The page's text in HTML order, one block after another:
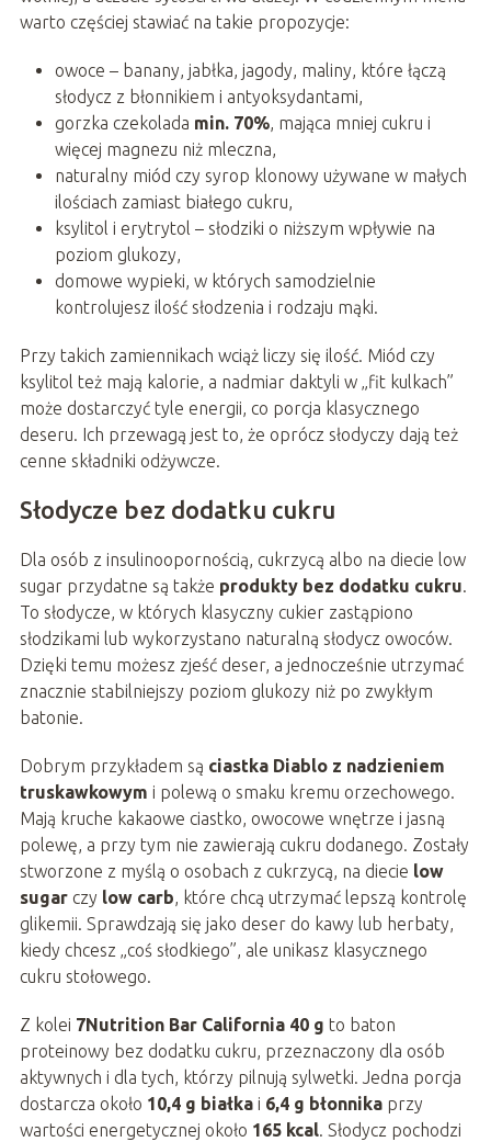
warto częściej stawiać na takie propozycje:
owoce – banany, jabłka, jagody, maliny, które łączą
słodycz z błonnikiem i antyoksydantami,
gorzka czekolada min. 70%, mająca mniej cukru i
więcej magnezu niż mleczna,
naturalny miód czy syrop klonowy używane w małych
ilościach zamiast białego cukru,
ksylitol i erytrytol – słodziki o niższym wpływie na
poziom glukozy,
domowe wypieki, w których samodzielnie
kontrolujesz ilość słodzenia i rodzaju mąki.
Przy takich zamiennikach wciąż liczy się ilość. Miód czy
ksylitol też mają kalorie, a nadmiar daktyli w „fit kulkach”
może dostarczyć tyle energii, co porcja klasycznego
deseru. Ich przewagą jest to, że oprócz słodyczy dają też
cenne składniki odżywcze.
Słodycze bez dodatku cukru
Dla osób z insulinoopornością, cukrzycą albo na diecie low
sugar przydatne są także produkty bez dodatku cukru.
To słodycze, w których klasyczny cukier zastąpiono
słodzikami lub wykorzystano naturalną słodycz owoców.
Dzięki temu możesz zjeść deser, a jednocześnie utrzymać
znacznie stabilniejszy poziom glukozy niż po zwykłym
batonie.
Dobrym przykładem są ciastka Diablo z nadzieniem
truskawkowym i polewą o smaku kremu orzechowego.
Mają kruche kakaowe ciastko, owocowe wnętrze i jasną
polewę, a przy tym nie zawierają cukru dodanego. Zostały
stworzone z myślą o osobach z cukrzycą, na diecie low
sugarczy low carb, które chcą utrzymać lepszą kontrolę
glikemii. Sprawdzają się jako deser do kawy lub herbaty,
kiedy chcesz „coś słodkiego”, ale unikasz klasycznego
cukru stołowego.
Z kolei 7Nutrition Bar California 40 g to baton
proteinowy bez dodatku cukru, przeznaczony dla osób
aktywnych i dla tych, którzy pilnują sylwetki. Jedna porcja
dostarcza około 10,4 g białkai 6,4 g błonnikaprzy
wartości energetycznej około 165 kcal. Słodycz pochodzi